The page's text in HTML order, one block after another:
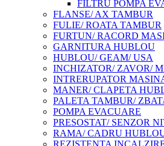
FILTRU POMPA
FLANSE/ AX TAMBUR
FULIE/ ROATA TAMBUR
FURTUN/ RACORD
GARNITURA HUBLOU
HUBLOU/ GEAM/ USA
INCHIZATOR/ ZAVOR/
INTRERUPATOR
MANER/ CLAPETA
PALETA TAMBUR/
POMPA EVACUARE
PRESOSTAT/ SENZOR
RAMA/ CADRU
REZISTENTA